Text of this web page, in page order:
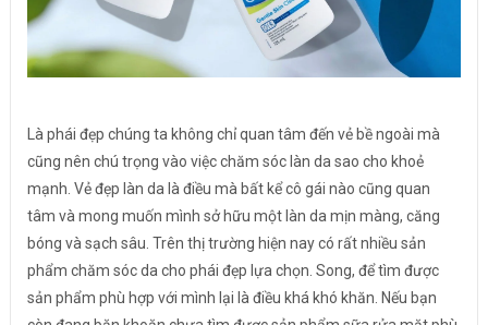
Là phái đẹp chúng ta không chỉ quan tâm đến vẻ bề ngoài mà
cũng nên chú trọng vào việc chăm sóc làn da sao cho khoẻ
mạnh. Vẻ đẹp làn da là điều mà bất kể cô gái nào cũng quan
tâm và mong muốn mình sở hữu một làn da mịn màng, căng
bóng và sạch sâu. Trên thị trường hiện nay có rất nhiều sản
phẩm chăm sóc da cho phái đẹp lựa chọn. Song, để tìm được
sản phẩm phù hợp với mình lại là điều khá khó khăn. Nếu bạn